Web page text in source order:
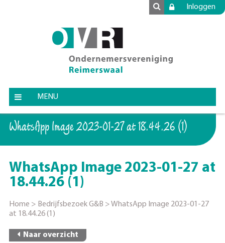
Inloggen
MENU
WhatsApp Image 2023-01-27 at 18.44.26 (1)
WhatsApp Image 2023-01-27 at
18.44.26 (1)
Home > Bedrijfsbezoek G&B >WhatsApp Image 2023-01-27
at 18.44.26 (1)
Naar overzicht